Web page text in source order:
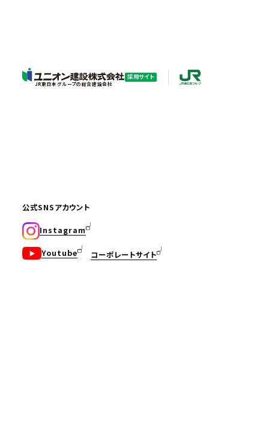
JR東日本グループの総合建設会社
採用サイト
公式SNSアカウント
Instagram
Youtube コーポレートサイト